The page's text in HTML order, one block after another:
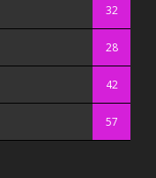
32
28
42
57